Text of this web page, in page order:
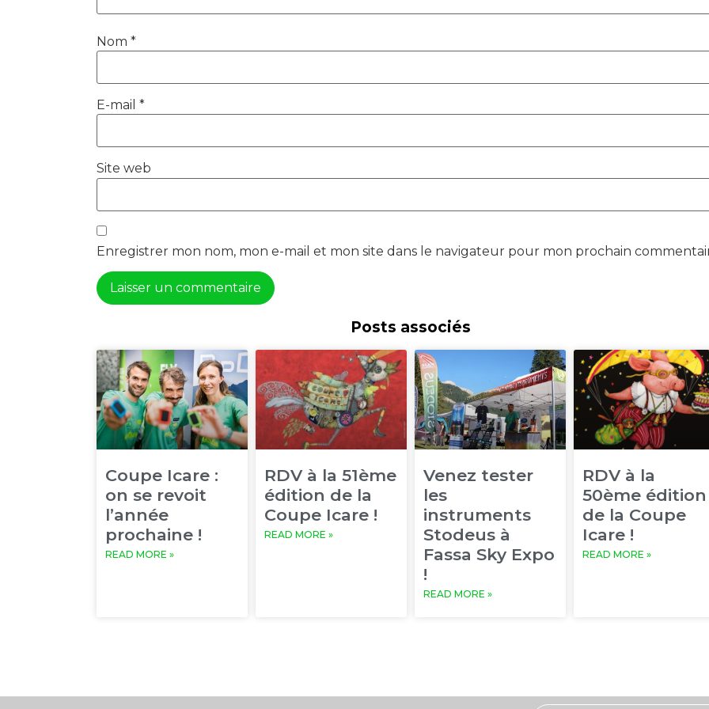
Nom *
E-mail *
Site web
Enregistrer mon nom, mon e-mail et mon site dans le navigateur pour mon prochain
Posts associés
Coupe Icare :
on se revoit
l’année
prochaine !
READ MORE »
RDV à la 51ème
édition de la
Coupe Icare !
READ MORE »
Venez tester
les
instruments
Stodeus à
Fassa Sky Expo
!
READ MORE »
RDV à la
50ème édition
de la Coupe
Icare !
READ MORE »